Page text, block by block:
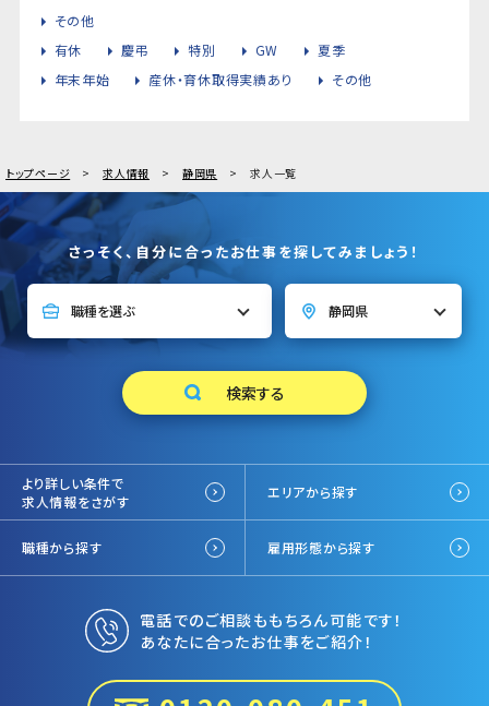
その他
有休
慶弔 特別 GW
夏季
年末年始
産休・育休取得実績あり その他
トップページ 求人情報 静岡県 求人一覧
さっそく、自分に合ったお仕事を探してみましょう！
より詳しい条件で
求人情報をさがす
エリアから探す
職種から探す 雇用形態から探す
電話でのご相談ももちろん可能です！
あなたに合ったお仕事をご紹介！